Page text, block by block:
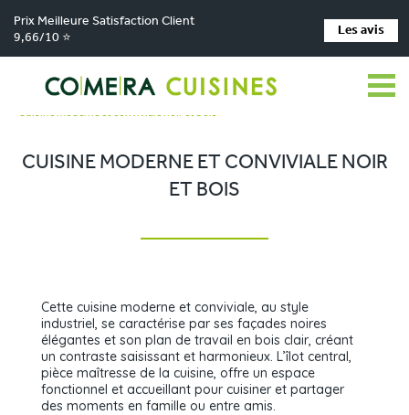
Prix Meilleure Satisfaction Client
9,66/10 ⭐
Les avis
Comera Cuisines > Nos magasins de cuisine >
Cuisiniste CHÂTEAUBRIANT Réalisations >
Cuisine moderne et conviviale noir et bois
CUISINE MODERNE ET CONVIVIALE NOIR
ET BOIS
Cette cuisine moderne et conviviale, au style
industriel, se caractérise par ses façades noires
élégantes et son plan de travail en bois clair, créant
un contraste saisissant et harmonieux. L’îlot central,
pièce maîtresse de la cuisine, offre un espace
fonctionnel et accueillant pour cuisiner et partager
des moments en famille ou entre amis.